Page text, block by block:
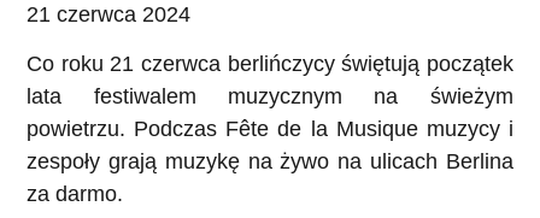
21 czerwca 2024
Co roku 21 czerwca berlińczycy świętują początek
lata festiwalem muzycznym na świeżym
powietrzu. Podczas Fête de la Musique muzycy i
zespoły grają muzykę na żywo na ulicach Berlina
za darmo.